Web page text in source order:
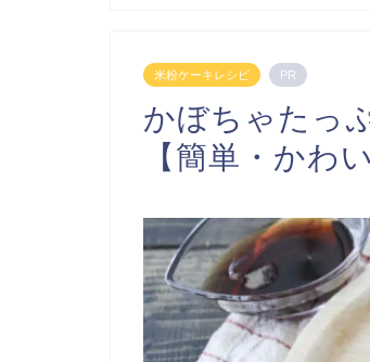
米粉ケーキレシピ PR
かぼちゃたっ
【簡単・かわ